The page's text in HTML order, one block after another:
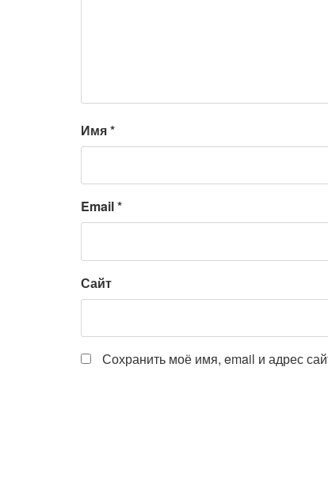
Имя*
Email*
Сайт
Сохранить моё имя, email и адрес